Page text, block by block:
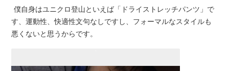
僕自身はユニクロ登山といえば「ドライストレッチパンツ」で
す、運動性、快適性文句なしですし、フォーマルなスタイルも
悪くないと思うからです。